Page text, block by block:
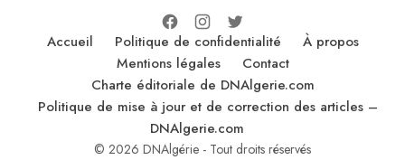
Accueil Politique de confidentialité
À propos
Mentions légales
Contact
Charte éditoriale de DNAlgerie.com
Politique de mise à jour et de correction des articles –
DNAlgerie.com
© 2026 DNAlgérie - Tout droits réservés